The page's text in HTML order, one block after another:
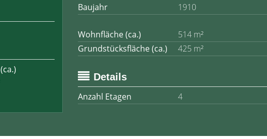
(ca.)
Baujahr 1910
Wohnfläche (ca.) 514 m²
Grundstücksfläche (ca.)
425 m²
Details
Anzahl Etagen
4